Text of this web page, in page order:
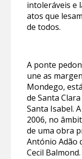
intoleráveis e
atos que
de todos.
A ponte
une as
Mondego,
de Santa
Santa Isabel.
2006, no
de uma obra
António Adão
Cecil Balmond.